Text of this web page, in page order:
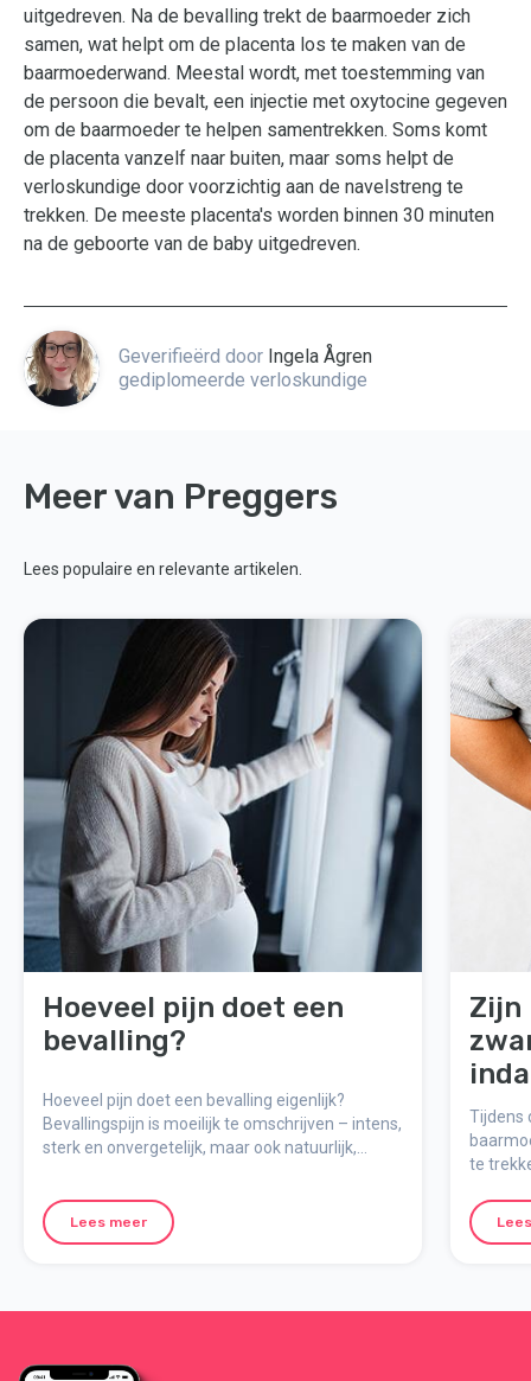
uitgedreven. Na de bevalling trekt de baarmoeder zich
samen, wat helpt om de placenta los te maken van de
baarmoederwand. Meestal wordt, met toestemming van
de persoon die bevalt, een injectie met oxytocine gegeven
om de baarmoeder te helpen samentrekken. Soms komt
de placenta vanzelf naar buiten, maar soms helpt de
verloskundige door voorzichtig aan de navelstreng te
trekken. De meeste placenta's worden binnen 30 minuten
na de geboorte van de baby uitgedreven.
Geverifieërd door Ingela Ågren
gediplomeerde verloskundige
Meer van Preggers
Lees populaire en relevante artikelen.
Hoeveel pijn doet een
bevalling?
Hoeveel pijn doet een bevalling eigenlijk?
Bevallingspijn is moeilijk te omschrijven – intens,
sterk en onvergetelijk, maar ook natuurlijk,
mentaal kunt voorbereiden op de bevalling.
Lees meer
Zijn
Tijdens
te